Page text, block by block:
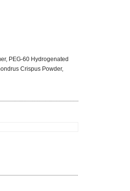
PEG-60 Hydrogenated
Crispus Powder,